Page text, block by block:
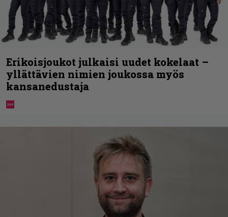
Erikoisjoukot julkaisi uudet kokelaat –
yllättävien nimien joukossa myös
kansanedustaja